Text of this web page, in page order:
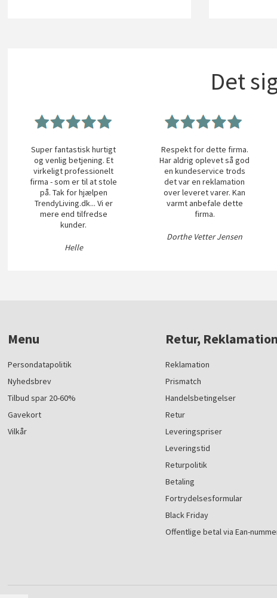
Det
Super fantastisk hurtigt
og venlig betjening. Et
virkeligt professionelt
firma - som er til at stole
på. Tak for hjælpen
TrendyLiving.dk... Vi er
mere end tilfredse
kunder.
Helle
Respekt for dette firma.
Har aldrig oplevet så god
en kundeservice trods
det var en reklamation
over leveret varer. Kan
varmt anbefale dette
firma.
Dorthe Vetter Jensen
Menu
Persondatapolitik
Nyhedsbrev
Tilbud spar 20-60%
Gavekort
Vilkår
Retur,
Reklamation
Prismatch
Handelsbetingelser
Retur
Leveringspriser
Leveringstid
Returpolitik
Betaling
Fortrydelsesformular
Black Friday
Offentlige betal via Ean-